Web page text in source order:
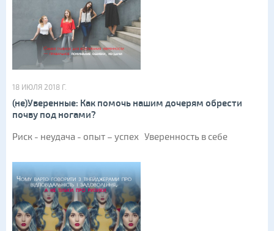
18 ИЮЛЯ 2018 Г.
(не)Уверенные: Как помочь нашим дочерям обрести
почву под ногами?
Риск - неудача - опыт – успех Уверенность в себе